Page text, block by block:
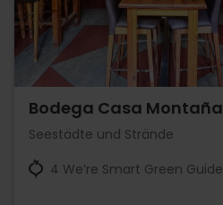
Bodega Casa Montaña
Seestädte und Strände
4 We’re Smart Green Guide